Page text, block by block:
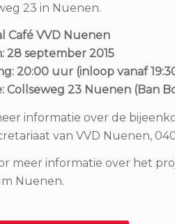
23 in Nuenen.
Café VVD Nuenen
28 september 2015
20:00 uur (inloop vanaf
Collseweg 23 Nuenen (Ban
informatie over de
van VVD Nuenen,
meer informatie over het
Nuenen.